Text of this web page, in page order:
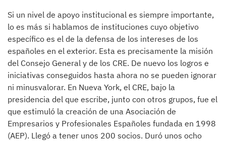
Si un nivel de apoyo institucional es siempre importante,
lo es más si hablamos de instituciones cuyo objetivo
específico es el de la defensa de los intereses de los
españoles en el exterior. Esta es precisamente la misión
del Consejo General y de los CRE. De nuevo los logros e
iniciativas conseguidos hasta ahora no se pueden ignorar
ni minusvalorar. En Nueva York, el CRE, bajo la
presidencia del que escribe, junto con otros grupos, fue el
que estimuló la creación de una Asociación de
Empresarios y Profesionales Españoles fundada en 1998
(AEP). Llegó a tener unos 200 socios. Duró unos ocho